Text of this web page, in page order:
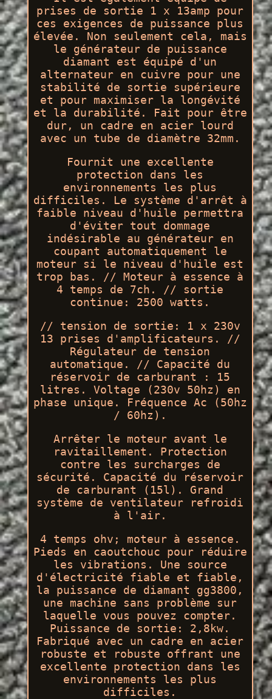
prises de sortie 1 x 13amp pour
ces exigences de puissance plus
élevée. Non seulement cela, mais
le générateur de puissance
diamant est équipé d'un
alternateur en cuivre pour une
stabilité de sortie supérieure
et pour maximiser la longévité
et la durabilité. Fait pour être
dur, un cadre en acier lourd
avec un tube de diamètre 32mm.
Fournit une excellente
protection dans les
environnements les plus
difficiles. Le système d'arrêt à
faible niveau d'huile permettra
d'éviter tout dommage
indésirable au générateur en
coupant automatiquement le
moteur si le niveau d'huile est
trop bas. // Moteur à essence à
4 temps de 7ch. // sortie
continue: 2500 watts.
// tension de sortie: 1 x 230v
13 prises d'amplificateurs. //
Régulateur de tension
automatique. // Capacité du
réservoir de carburant : 15
litres. Voltage (230v 50hz) en
phase unique. Fréquence Ac (50hz
/ 60hz).
Arrêter le moteur avant le
ravitaillement. Protection
contre les surcharges de
sécurité. Capacité du réservoir
de carburant (15l). Grand
système de ventilateur refroidi
à l'air.
4 temps ohv; moteur à essence.
Pieds en caoutchouc pour réduire
les vibrations. Une source
d'électricité fiable et fiable,
la puissance de diamant gg3800,
une machine sans problème sur
laquelle vous pouvez compter.
Puissance de sortie: 2,8kw.
Fabriqué avec un cadre en acier
robuste et robuste offrant une
excellente protection dans les
environnements les plus
difficiles.